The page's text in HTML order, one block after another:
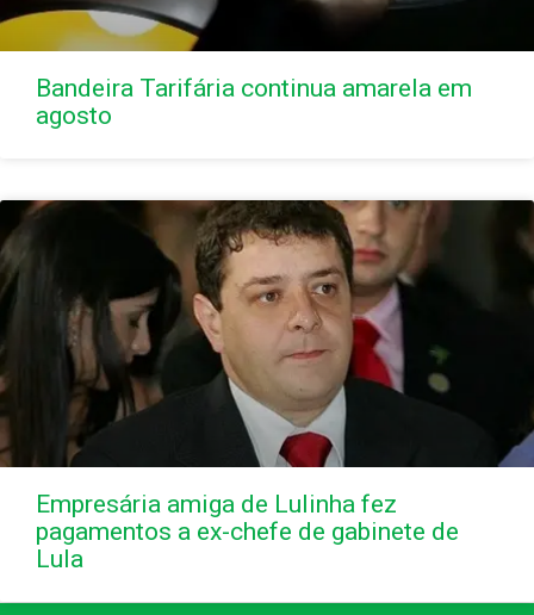
Bandeira Tarifária continua amarela em
agosto
Empresária amiga de Lulinha fez
pagamentos a ex-chefe de gabinete de
Lula